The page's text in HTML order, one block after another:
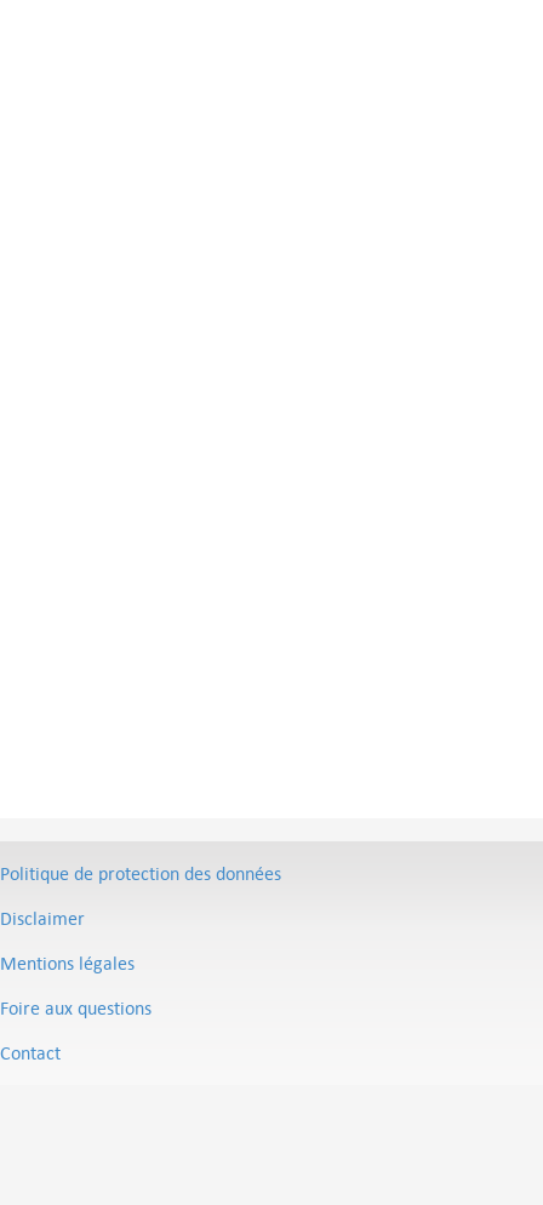
Politique de protection des données
Disclaimer
Mentions légales
Foire aux questions
Contact